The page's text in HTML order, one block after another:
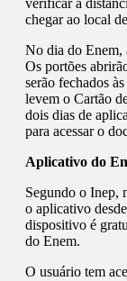
verificar a
chegar ao local
No dia do Enem,
Os portões
serão fechados
levem o Cartão
dois dias de
para acessar o
Aplicativo do
Segundo o Inep,
o aplicativo
dispositivo é
do Enem.
O usuário tem